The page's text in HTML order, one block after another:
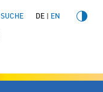
SUCHE DE EN